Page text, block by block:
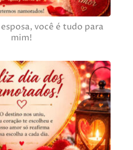
você é tudo para
mim!